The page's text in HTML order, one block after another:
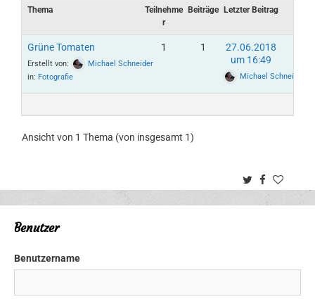
Thema
Teilnehme
r
Beiträge Letzter Beitrag
Grüne Tomaten
Erstellt von:
Michael Schneider
in: Fotografie
1 1
27.06.2018
um 16:49
Michael Schneider
Ansicht von 1 Thema (von insgesamt 1)
TwitterFacebook
Benutzer
Benutzername